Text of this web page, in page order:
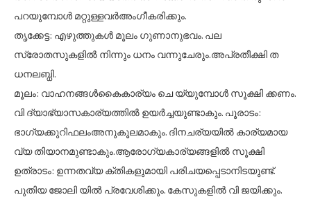
പറയുമ്പോൾ മറ്റുള്ളവർഅംഗീകരിക്കും.
തൃക്കേട്ട: എഴുത്തുകൾ മൂലം ഗുണാനുഭവം. പല
സ്രോതസുകളിൽ നിന്നും ധനം വന്നുചേരും.അപ്രതീക്ഷി ത
ധനലബ്ധി.
മൂലം: വാഹനങ്ങൾകൈകാര്യം ചെ യ്യുമ്പോൾ സൂക്ഷി ക്കണം.
വി ദ്യാഭ്യാസകാര്യത്തിൽ ഉയർച്ചയുണ്ടാകും. പൂരാടം:
ഭാഗ്യക്കുറിഫലംഅനുകൂലമാകും. ദിനചര്യയിൽ കാര്യമായ
വ്യ തിയാനമുണ്ടാകും.ആരോഗ്യകാര്യങ്ങളിൽ സൂക്ഷി
ഉത്രാടം: ഉന്നതവ്യ ക്തികളുമായി പരിചയപ്പെടാനിടയുണ്ട്.
പുതിയ ജോലി യിൽ പ്രവേശിക്കും. കേസുകളിൽ വി ജയിക്കും.